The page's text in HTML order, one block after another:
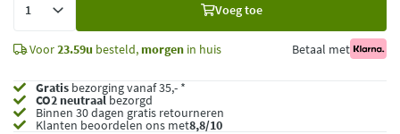
Voeg toe
Voor23.59u besteld, morgen in huis Betaal met
Gratis bezorging vanaf 35,- *
CO2 neutraalbezorgd
Binnen 30 dagen gratis retourneren
Klanten beoordelen ons met8,8/10